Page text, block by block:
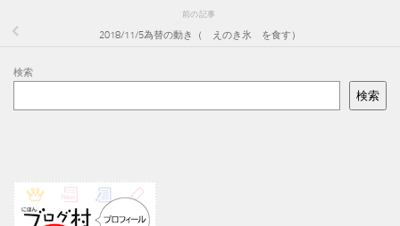
前の記事
2018/11/5為替の動き（ えのき氷 を食す）
検索
検索